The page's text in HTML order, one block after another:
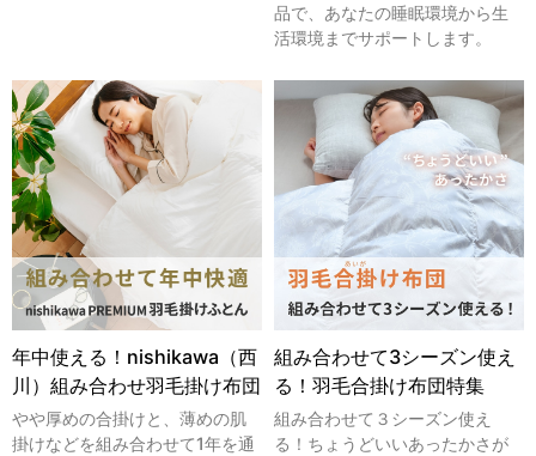
品で、あなたの睡眠環境から生
活環境までサポートします。
年中使える！nishikawa（西
川）組み合わせ羽毛掛け布団
やや厚めの合掛けと、薄めの肌
掛けなどを組み合わせて1年を通
組み合わせて3シーズン使え
る！羽毛合掛け布団特集
組み合わせて３シーズン使え
る！ちょうどいいあったかさが